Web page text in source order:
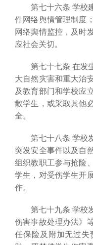
第七十六条 学校建
件网络舆情管理制度
网络舆情监控，及时
应社会关切。
第七十七条 在发生
大自然灾害和重大治
及教育部门和学校应
散学生，或采取其他
全。
第七十八条 学校发
突发安全事件以及自
组织教职工参与抢险
学生，对受伤学生开
作。
第七十九条 学校发
伤害事故处理办法》
任保险及附加无过失